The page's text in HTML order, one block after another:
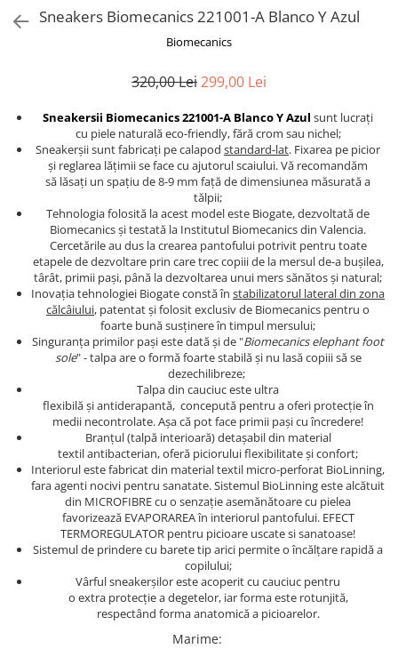
Sneakers Biomecanics 221001-A Blanco Y Azul
Biomecanics
320,00 Lei299,00 Lei
Sneakersii Biomecanics 221001-A Blanco Y Azul sunt lucraţi
cu piele naturală eco-friendly, fără crom sau nichel;
Sneakerşii sunt fabricaţi pe calapod standard-lat. Fixarea pe picior
şi reglarea lăţimii se face cu ajutorul scaiului. Vă recomandăm
să lăsaţi un spaţiu de 8-9 mm faţă de dimensiunea măsurată a
tălpii;
Tehnologia folosită la acest model este Biogate, dezvoltată de
Biomecanics şi testată la Institutul Biomecanics din Valencia.
Cercetările au dus la crearea pantofului potrivit pentru toate
etapele de dezvoltare prin care trec copiii de la mersul de-a buşilea,
târât, primii paşi, până la dezvoltarea unui mers sănătos şi natural;
Inovaţia tehnologiei Biogate constă în stabilizatorul lateral din zona
călcâiului, patentat şi folosit exclusiv de Biomecanics pentru o
foarte bună susţinere în timpul mersului;
Singuranţa primilor paşi este dată şi de "Biomecanics elephant foot
sole" - talpa are o formă foarte stabilă şi nu lasă copiii să se
dezechilibreze;
Talpa din cauciuc este ultra
flexibilă şi antiderapantă, concepută pentru a oferi protecție în
medii necontrolate. Așa că pot face primii pași cu încredere!
Branţul (talpă interioară) detaşabil din material
textil antibacterian, oferă piciorului flexibilitate şi confort;
Interiorul este fabricat din material textil micro-perforat BioLinning,
fara agenti nocivi pentru sanatate. Sistemul BioLinning este alcătuit
din MICROFIBRE cu o senzație asemănătoare cu pielea
favorizează EVAPORAREA în interiorul pantofului. EFECT
TERMOREGULATOR pentru picioare uscate si sanatoase!
Sistemul de prindere cu barete tip arici permite o încălţare rapidă a
copilului;
Vârful sneakerşilor este acoperit cu cauciuc pentru
o extra protecţie a degetelor, iar forma este rotunjită,
respectând forma anatomică a picioarelor.
Marime: